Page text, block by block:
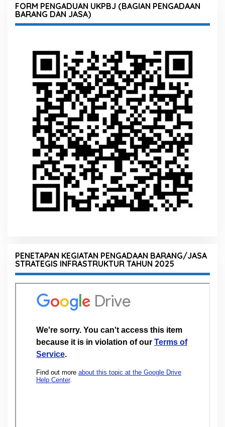
FORM PENGADUAN UKPBJ (BAGIAN PENGADAAN
BARANG DAN JASA)
PENETAPAN KEGIATAN PENGADAAN BARANG/JASA
STRATEGIS INFRASTRUKTUR TAHUN 2025